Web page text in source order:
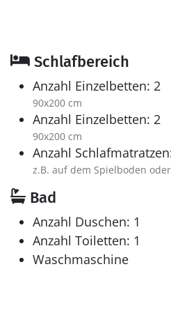
Schlafbereich
Anzahl Einzelbetten: 2
90x200 cm
Anzahl Einzelbetten: 2
90x200 cm
Anzahl
z.B. auf dem Spielboden
Bad
Anzahl Duschen: 1
Anzahl Toiletten: 1
Waschmaschine